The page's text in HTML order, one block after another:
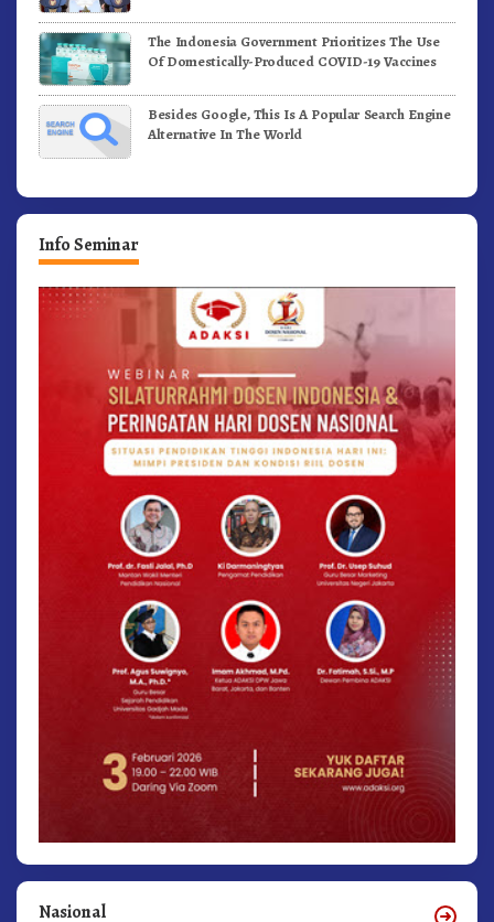
The Indonesia Government Prioritizes The Use
Of Domestically-Produced COVID-19 Vaccines
Besides Google, This Is A Popular Search Engine
Alternative In The World
Info Seminar
Nasional